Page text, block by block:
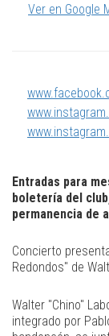
Ver en Google
Entradas para
boletería del
permanencia de
Concierto
Redondos" de
Walter "Chino"
integrado por